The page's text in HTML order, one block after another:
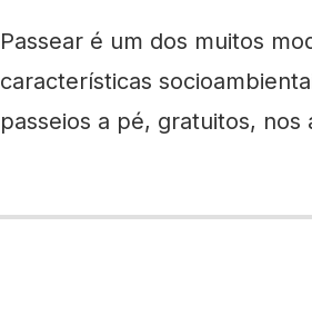
Passear é um dos muitos
características
passeios a pé, gratuitos,